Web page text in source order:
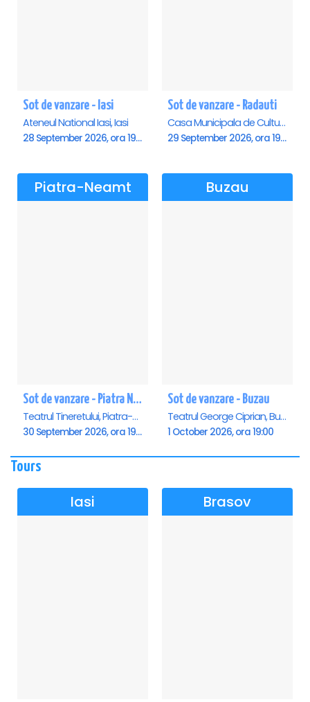
Sot de vanzare - Iasi
Ateneul National Iasi, Iasi
28 September 2026, ora 19:00
Sot de vanzare - Radauti
Casa Municipala de Cultura, Radauti
29 September 2026, ora 19:00
Piatra-Neamt
Sot de vanzare - Piatra Neamt
Teatrul Tineretului, Piatra-Neamt
30 September 2026, ora 19:00
Buzau
Sot de vanzare - Buzau
Teatrul George Ciprian, Buzau
1 October 2026, ora 19:00
Tours
Iasi Brasov